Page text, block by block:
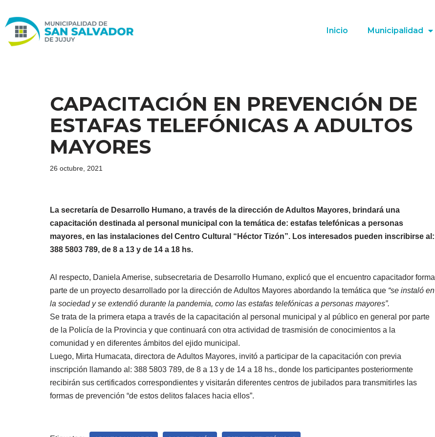
Ir
al
Inicio Municipalidad
CAPACITACIÓN EN PREVENCIÓN DE
ESTAFAS TELEFÓNICAS A ADULTOS
MAYORES
26 octubre, 2021
La secretaría de Desarrollo Humano, a través de la dirección de Adultos Mayores, brindará una
capacitación destinada al personal municipal con la temática de: estafas telefónicas a personas
mayores, en las instalaciones del Centro Cultural “Héctor Tizón”. Los interesados pueden inscribirse al:
388 5803 789, de 8 a 13 y de 14 a 18 hs.
Al respecto, Daniela Amerise, subsecretaria de Desarrollo Humano, explicó que el encuentro capacitador forma
parte de un proyecto desarrollado por la dirección de Adultos Mayores abordando la temática que “se instaló en
la sociedad y se extendió durante la pandemia, como las estafas telefónicas a personas mayores”.
Se trata de la primera etapa a través de la capacitación al personal municipal y al público en general por parte
de la Policía de la Provincia y que continuará con otra actividad de trasmisión de conocimientos a la
comunidad y en diferentes ámbitos del ejido municipal.
Luego, Mirta Humacata, directora de Adultos Mayores, invitó a participar de la capacitación con previa
inscripción llamando al: 388 5803 789, de 8 a 13 y de 14 a 18 hs., donde los participantes posteriormente
recibirán sus certificados correspondientes y visitarán diferentes centros de jubilados para transmitirles las
formas de prevención “de estos delitos falaces hacia ellos”.